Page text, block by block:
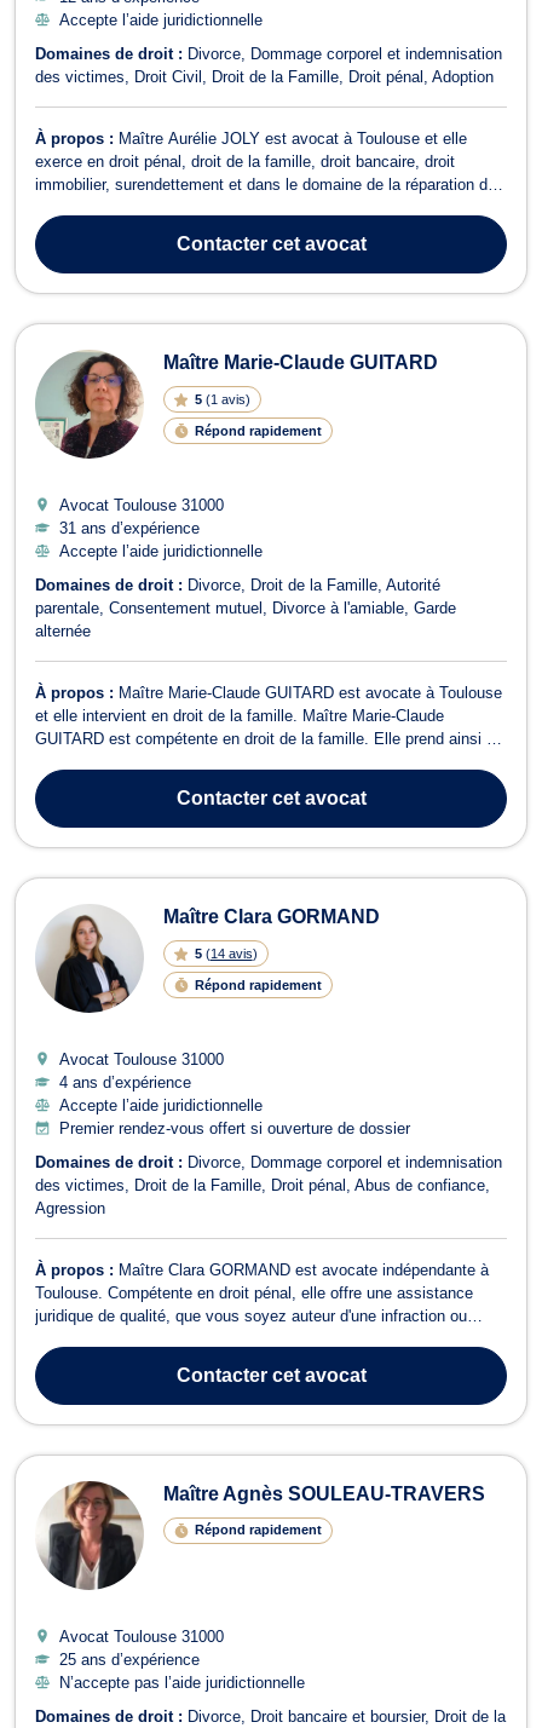
Accepte l’aide juridictionnelle
Domaines de droit : Divorce
Dommage corporel et indemnisation
des victimes
Droit Civil Droit de la Famille Droit pénal Adoption
À propos : Maître Aurélie JOLY est avocat à Toulouse et elle
exerce en droit pénal, droit de la famille, droit bancaire, droit
immobilier, surendettement et dans le domaine de la réparation du
toutes infractions, contraventionnelles, délictuelles ou criminelles
dans le cadr...
Contactercet avocat
Maître Marie-Claude GUITARD
5 (1 avis)
Répond rapidement
Avocat Toulouse 31000
31 ans d’expérience
Accepte l’aide juridictionnelle
Domaines de droit : Divorce Droit de la Famille Autorité
parentale Consentement mutuel Divorce à l'amiable Garde
alternée
À propos : Maître Marie-Claude GUITARD est avocate à Toulouse
et elle intervient en droit de la famille. Maître Marie-Claude
GUITARD est compétente en droit de la famille. Elle prend ainsi en
représente lors d’une procédure de divorce et vous conseille sur
les mesures ...
Contactercet avocat
Maître Clara GORMAND
5 (14 avis)
Répond rapidement
Avocat Toulouse 31000
4 ans d’expérience
Accepte l’aide juridictionnelle
Premier rendez-vous offert si ouverture de dossier
Domaines de droit : Divorce
Dommage corporel et indemnisation
des victimes
Droit de la Famille Droit pénal
Abus de confiance
Agression
À propos : Maître Clara GORMAND est avocate indépendante à
Toulouse. Compétente en droit pénal, elle offre une assistance
juridique de qualité, que vous soyez auteur d'une infraction ou
chaque étape de la procédure, que ce soit durant la garde-à-vue
lors d'une enquête prélimina...
Contactercet avocat
Maître Agnès SOULEAU-TRAVERS
Répond rapidement
Avocat Toulouse 31000
25 ans d’expérience
N’accepte pas l’aide juridictionnelle
Domaines de droit : Divorce Droit bancaire et boursier
Droit de la